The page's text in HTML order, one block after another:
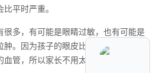
平时严重。
很多，有可能是眼睛过敏，也有可能是
。因为孩子的眼皮比较薄，所以很多
管，所以家长不用太担心。